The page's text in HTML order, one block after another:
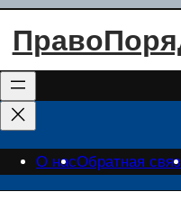
Перейти
О насОбратная